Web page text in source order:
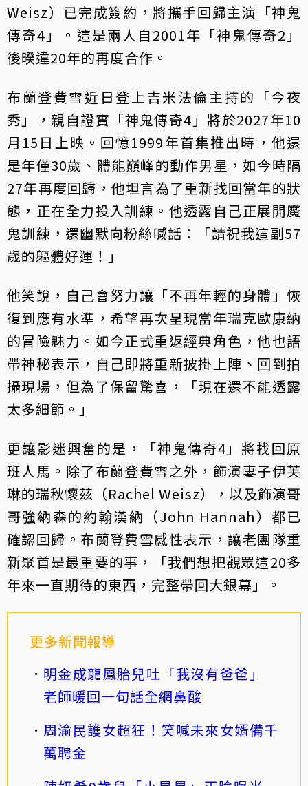
Weisz）已完成簽約，將攜手回歸主演「神鬼
傳奇4」。這是兩人自2001年「神鬼傳奇2」
後暌違20年的再度合作。
布蘭登費雪近日登上吉米法倫主持的「今夜
秀」，親自證實「神鬼傳奇4」將於2027年10
月15日上映。回憶1999年首集推出時，他還
是年僅30歲、體能巔峰的動作男星，如今時隔
27年再度回歸，他坦言為了重新找回當年的狀
態，正在全力投入訓練。他透露自己正展開魔
鬼訓練，還幽默向粉絲喊話：「請祝我這副57
歲的軀體好運！」
他笑說，自己會努力讓「不再年輕的身體」恢
復到應有水準，希望再次呈現當年瑞克歐康納
的冒險魅力。如今正式重返經典角色，他也語
帶神秘表示，自己即將重新披掛上陣、回到拍
攝現場，但為了保留驚喜，「現在還不能透露
太多細節。」
更讓影迷興奮的是，「神鬼傳奇4」將找回原
班人馬。除了布蘭登費雪之外，飾演妻子伊芙
琳的瑞秋懷茲（Rachel Weisz），以及飾演哥
哥強納森的約翰漢納（John Hannah）都已
確認回歸。布蘭登費雪感性表示，讓老團隊重
新聚首是最重要的事，「我們想把觀眾這20多
年來一直期待的東西，完整帶回大銀幕」。
更多新聞報導
明金成龍鳳胎兒吐「我沒有爸爸」
老師暖回一句話全網鼻酸
周渝民護女超狂！笑喊未來女婿備千
萬聘金